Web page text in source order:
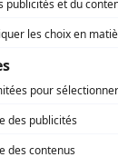
contenus